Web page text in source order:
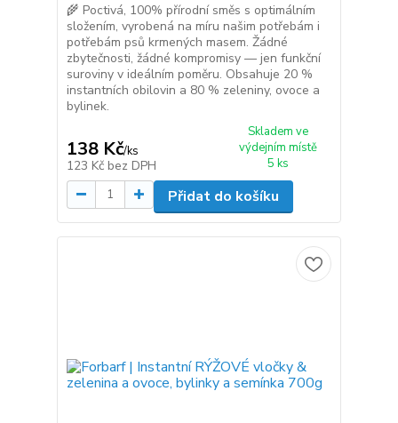
🌾 Poctivá, 100% přírodní směs s optimálním
složením, vyrobená na míru našim potřebám i
potřebám psů krmených masem. Žádné
zbytečnosti, žádné kompromisy — jen funkční
suroviny v ideálním poměru. Obsahuje 20 %
instantních obilovin a 80 % zeleniny, ovoce a
bylinek.
138 Kč/ks
123 Kč bez DPH
Skladem ve
výdejním místě
5 ks
Přidat do košíku